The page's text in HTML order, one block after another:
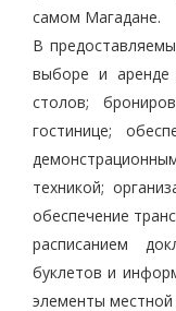
самом Магадане.
В
выборе и аренде
столов;
гостинице;
техникой;
обеспечение
расписанием
буклетов и
элементы